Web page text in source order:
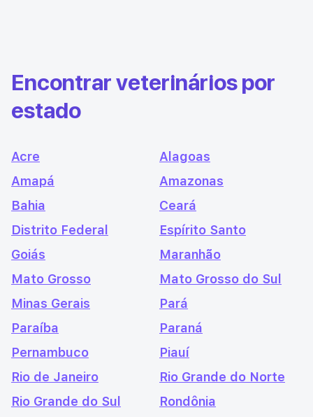
Encontrar veterinários por
estado
Acre
Alagoas
Amapá
Amazonas
Bahia
Ceará
Distrito Federal
Espírito Santo
Goiás
Maranhão
Mato Grosso
Mato Grosso do Sul
Minas Gerais
Pará
Paraíba
Paraná
Pernambuco
Piauí
Rio de Janeiro
Rio Grande do Norte
Rio Grande do Sul
Rondônia